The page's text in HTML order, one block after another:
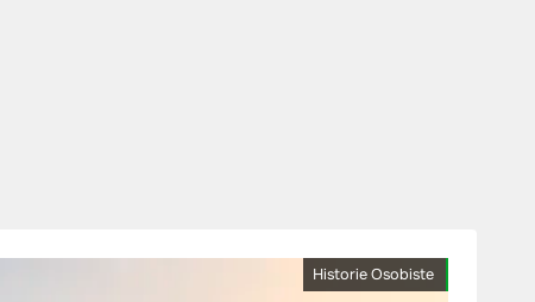
Historie Osobiste